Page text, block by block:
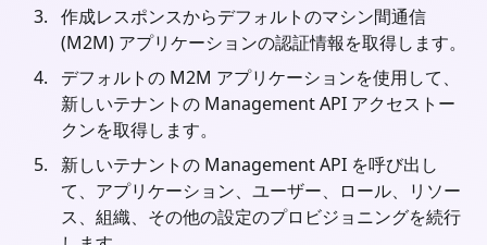
作成レスポンスからデフォルトのマシン間通信
(M2M) アプリケーションの認証情報を取得します。
デフォルトの M2M アプリケーションを使用して、
新しいテナントの Management API アクセストー
クンを取得します。
新しいテナントの Management API を呼び出し
て、アプリケーション、ユーザー、ロール、リソー
ス、組織、その他の設定のプロビジョニングを続行